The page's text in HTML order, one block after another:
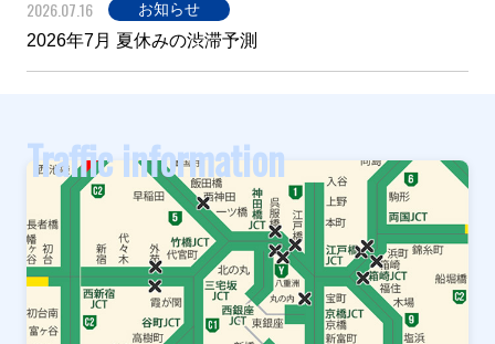
2026.07.16 お知らせ
2026年7月 夏休みの渋滞予測
Traffic information